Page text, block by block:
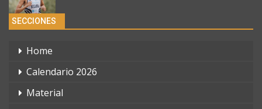
SECCIONES
Home
Calendario 2026
Material